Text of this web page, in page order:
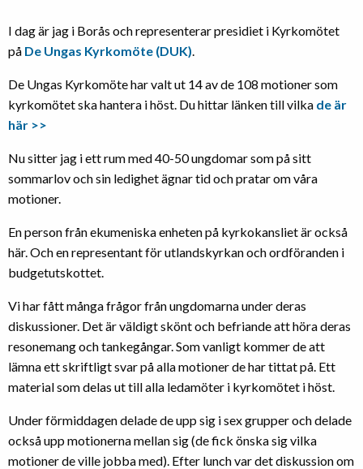
I dag är jag i Borås och representerar presidiet i Kyrkomötet
på De Ungas Kyrkomöte (DUK).
De Ungas Kyrkomöte har valt ut 14 av de 108 motioner som
kyrkomötet ska hantera i höst. Du hittar länken till vilka de är
här >>
Nu sitter jag i ett rum med 40-50 ungdomar som på sitt
sommarlov och sin ledighet ägnar tid och pratar om våra
motioner.
En person från ekumeniska enheten på kyrkokansliet är också
här. Och en representant för utlandskyrkan och ordföranden i
budgetutskottet.
Vi har fått många frågor från ungdomarna under deras
diskussioner. Det är väldigt skönt och befriande att höra deras
resonemang och tankegångar. Som vanligt kommer de att
lämna ett skriftligt svar på alla motioner de har tittat på. Ett
material som delas ut till alla ledamöter i kyrkomötet i höst.
Under förmiddagen delade de upp sig i sex grupper och delade
också upp motionerna mellan sig (de fick önska sig vilka
motioner de ville jobba med). Efter lunch var det diskussion om